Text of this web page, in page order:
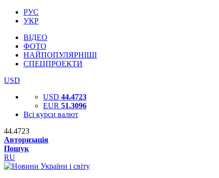
РУС
УКР
ВІДЕО
ФОТО
НАЙПОПУЛЯРНІШІ
СПЕЦПРОЕКТИ
USD
USD 44.4723
EUR 51.3096
Всі курси валют
44.4723
Авторизація
Пошук
RU